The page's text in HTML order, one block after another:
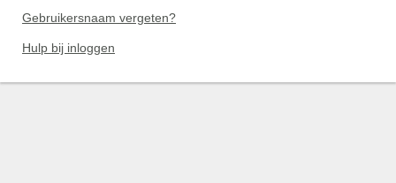
Gebruikersnaam vergeten?
Hulp bij inloggen